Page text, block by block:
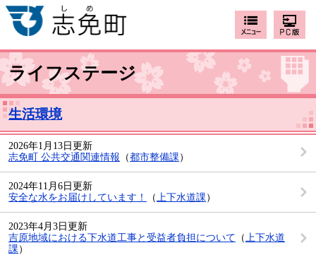
ライフステージ
生活環境
2026年1月13日更新
志免町 公共交通関連情報 （都市整備課）
2024年11月6日更新
安全な水をお届けしています！
（上下水道課）
2023年4月3日更新
吉原地域における下水道工事と受益者負担について （上下水道
課）